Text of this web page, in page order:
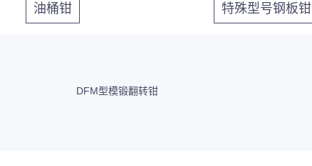
油桶钳 特殊型号钢板钳
DFM型模锻翻转钳